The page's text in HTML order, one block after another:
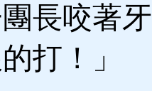
長咬著
打！」